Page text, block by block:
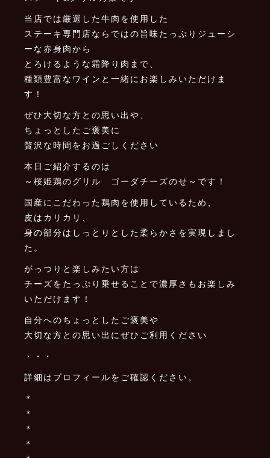
当店では厳選した牛肉を使用した
ステーキ専門店ならではの旨味たっぷりジューシ
ーな赤身肉から
とろけるような霜降り肉まで、
種類豊富なワインと一緒にお楽しみいただけま
す！
ぜひ大切な方との思い出や、
ちょっとしたご褒美に
贅沢な時間をお過ごしください
本日ご紹介するのは
～桜姫鶏のグリル ゴーダチーズのせ～です！
国産にこだわった鶏肉を使用しているため、
皮はカリカリ、
身の部分はしっとりとした柔らかさを実現しまし
た。
がっつりと楽しみたい方は
チーズをたっぷり乗せることで濃厚さもお楽しみ
いただけます！
自分へのちょっとしたご褒美や
大切な方との思い出にぜひご利用ください
・・・
詳細はプロフィールをご確認ください。
＊
＊
＊
＊